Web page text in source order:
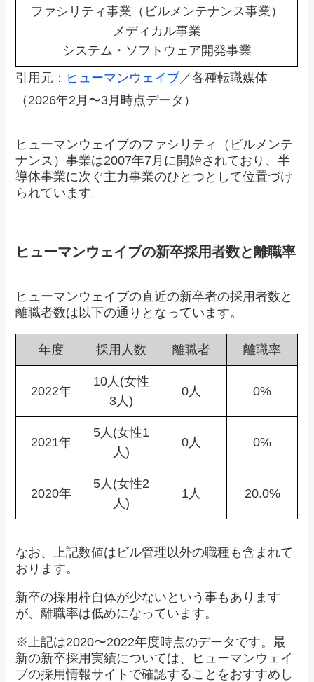
ファシリティ事業（ビルメンテナンス事業）
メディカル事業
システム・ソフトウェア開発事業
引用元： ヒューマンウェイブ／各種転職媒体
（2026年2月〜3月時点データ）
ヒューマンウェイブのファシリティ（ビルメンテ
ナンス）事業は2007年7月に開始されており、半
導体事業に次ぐ主力事業のひとつとして位置づけ
られています。
ヒューマンウェイブの新卒採用者数と離職率
ヒューマンウェイブの直近の新卒者の採用者数と
離職者数は以下の通りとなっています。
年度 採用人数 離職者 離職率
2022年
10人(女性
3人)
0人 0%
2021年
5人(女性1
人)
0人 0%
2020年
5人(女性2
人)
1人 20.0%
なお、上記数値はビル管理以外の職種も含まれて
おります。
新卒の採用枠自体が少ないという事もあります
が、離職率は低めになっています。
※上記は2020〜2022年度時点のデータです。最
新の新卒採用実績については、ヒューマンウェイ
ブの採用情報サイトで確認することをおすすめし